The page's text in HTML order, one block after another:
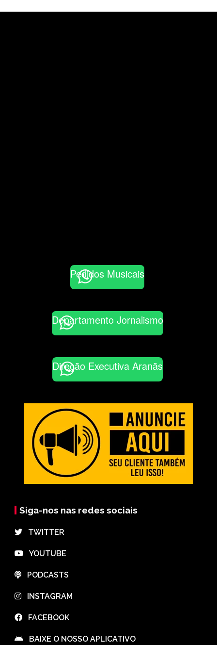
Pedidos Musicais
Departamento Jornalismo
Direção Executiva Aranãs
Siga-nos nas redes sociais
⠀TWITTER
⠀YOUTUBE
⠀PODCASTS
⠀INSTAGRAM
⠀FACEBOOK
⠀BAIXE O NOSSO APLICATIVO